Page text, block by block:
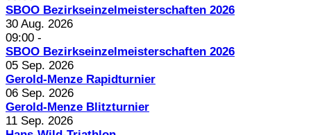
SBOO Bezirkseinzelmeisterschaften 2026
30 Aug. 2026
09:00 -
SBOO Bezirkseinzelmeisterschaften 2026
05 Sep. 2026
Gerold-Menze Rapidturnier
06 Sep. 2026
Gerold-Menze Blitzturnier
11 Sep. 2026